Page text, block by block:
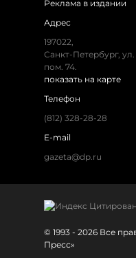
Реклама в издании
Адрес
197022,
Санкт-Петербург,
пом. 74.
показать на карте
Телефон
(812) 328-28-28
E-mail
gazeta@dp.ru
© 1993 - 2026 Все
Пресс»